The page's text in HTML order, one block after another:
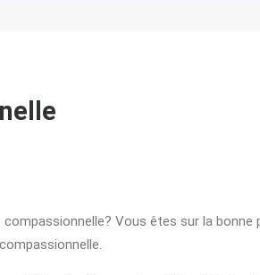
Vous êtes sur la